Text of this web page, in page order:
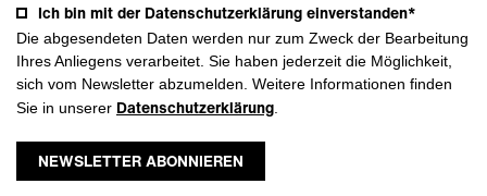
Ich bin mit der Datenschutzerklärung einverstanden*
Die abgesendeten Daten werden nur zum Zweck der Bearbeitung
Ihres Anliegens verarbeitet. Sie haben jederzeit die Möglichkeit,
sich vom Newsletter abzumelden. Weitere Informationen finden
Sie in unserer Datenschutzerklärung
NEWSLETTER ABONNIEREN